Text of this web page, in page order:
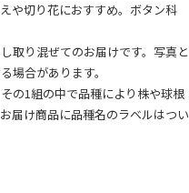
や切り花におすすめ。ボタン科
取り混ぜてのお届けです。写真と
場合があります。
の1組の中で品種により株や球根
届け商品に品種名のラベルはつい